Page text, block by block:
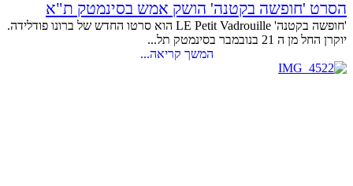
הסרט 'חופשה בקטנה' הושק אמש בסינמטק ת"א
'חופשה בקטנה' LE Petit Vadrouille הוא סרטו החדש של ברונו פודלידה.
יוקרן החל מן ה 21 בנובמבר בסינמטק תל...
המשך קריאה...